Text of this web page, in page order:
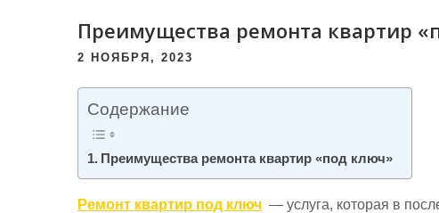
Преимущества ремонта квартир
2 НОЯБРЯ, 2023
Содержание
Преимущества ремонта квартир «под ключ»
Ремонт квартир под ключ — услуга, которая в